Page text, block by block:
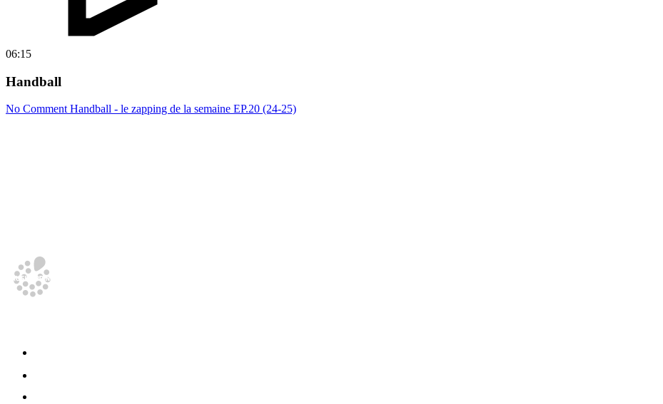
06:15
Handball
No Comment Handball - le zapping de la semaine EP.20 (24-25)